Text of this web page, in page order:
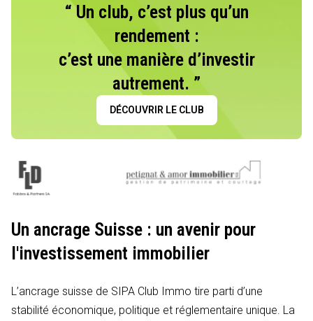
“ Un club, c’est plus qu’un
rendement :
c’est une manière d’investir
autrement. ”
DÉCOUVRIR LE CLUB
Un ancrage Suisse : un avenir pour
l'investissement immobilier
L’ancrage suisse de SIPA Club Immo tire parti d’une
stabilité économique, politique et réglementaire unique. La